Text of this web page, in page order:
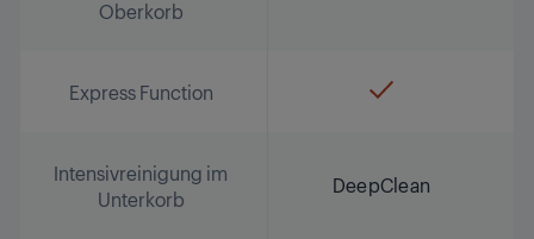
Oberkorb
Express Function
Intensivreinigung im
Unterkorb
DeepClean